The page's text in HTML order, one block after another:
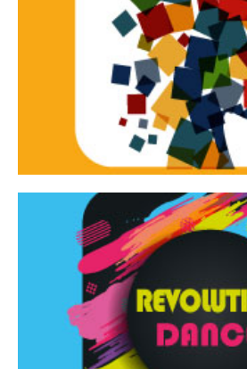
Tracce
Tracce Dinamiche è una
d’innovazione e
Continua
Revolution
Rassegna di danza